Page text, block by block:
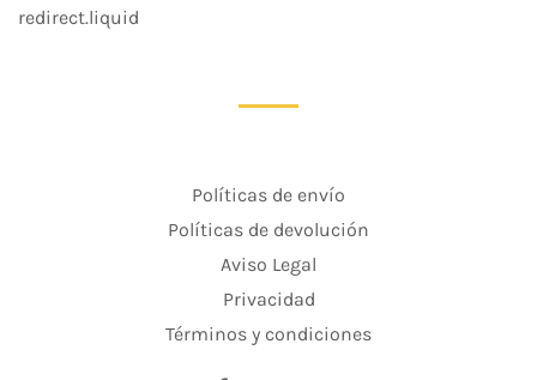
redirect.liquid
Políticas de envío
Políticas de devolución
Aviso Legal
Privacidad
Términos y condiciones